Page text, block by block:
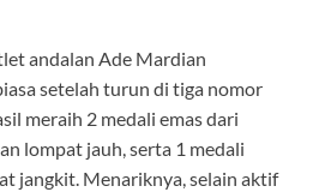
andalan Ade Mardian
setelah turun di tiga nomor
meraih 2 medali emas dari
lompat jauh, serta 1 medali
jangkit. Menariknya, selain aktif